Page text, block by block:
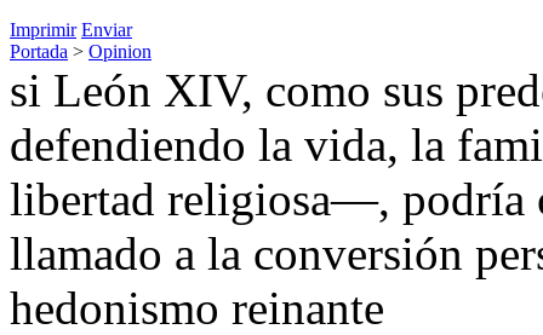
Imprimir Enviar
Portada > Opinion
si León XIV, como sus
defendiendo la vida, la
libertad religiosa—, podría
llamado a la conversión
hedonismo reinante